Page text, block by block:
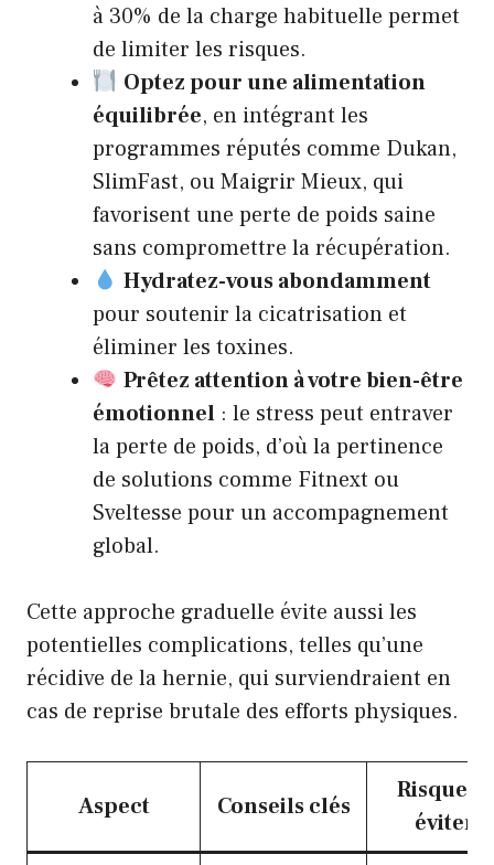
à 30% de la charge habituelle permet
de limiter les risques.
Optez pour une alimentation
équilibrée, en intégrant les
programmes réputés comme Dukan,
SlimFast, ou Maigrir Mieux, qui
favorisent une perte de poids saine
sans compromettre la récupération.
Hydratez-vous abondamment
pour soutenir la cicatrisation et
éliminer les toxines.
Prêtez attention à votre bien-être
émotionnel : le stress peut entraver
la perte de poids, d’où la pertinence
de solutions comme Fitnext ou
Sveltesse pour un accompagnement
global.
Cette approche graduelle évite aussi les
potentielles complications, telles qu’une
récidive de la hernie, qui surviendraient en
cas de reprise brutale des efforts physiques.
Aspect Conseils clés
Risques à
éviter